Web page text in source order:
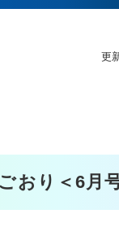
更
おり＜6月